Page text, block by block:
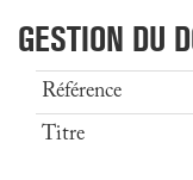
GESTION DU
Référence
Titre